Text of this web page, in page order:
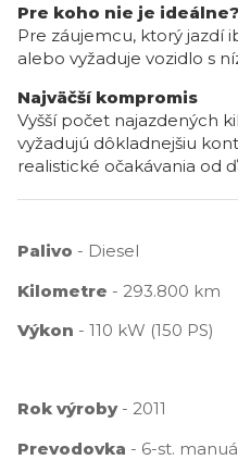
Pre koho nie je ideálne?
Pre záujemcu, ktorý jazdí
alebo vyžaduje vozidlo s
Najväčší kompromis
Vyšší počet najazdených
vyžadujú dôkladnejšiu
realistické očakávania od
Palivo - Diesel
Kilometre - 293.800 km
Výkon - 110 kW (150 PS)
Rok výroby - 2011
Prevodovka - 6-st.